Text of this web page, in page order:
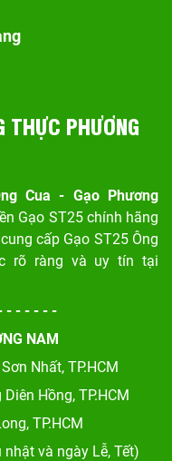
THỰC PHƯƠNG
Cua - Gạo Phương
Gạo ST25 chính hãng
cấp Gạo ST25 Ông
rõ ràng và uy tín tại
- - - - - -
NAM
Nhất, TP.HCM
Hồng, TP.HCM
TP.HCM
và ngày Lễ, Tết)